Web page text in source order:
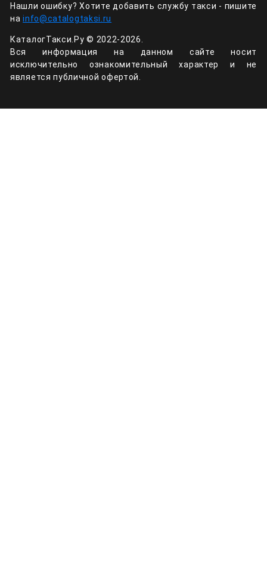
Нашли ошибку? Хотите добавить службу такси - пишите
наinfo@catalogtaksi.ru
КаталогТакси.Ру © 2022-2026.
Вся информация на данном сайте носит
исключительно ознакомительный характер и не
является публичной офертой.